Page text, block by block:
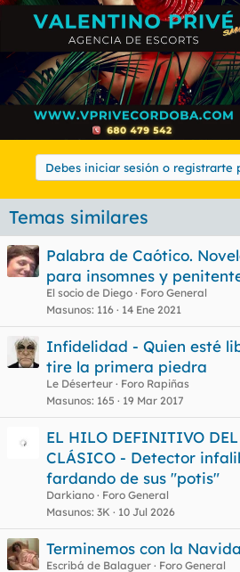
Debes iniciar sesión o registrarte
Temas similares
Palabra de Caótico.
para insomnes y
El socio de Diego
Foro General
Masunos 116 14 Ene 2021
Infidelidad - Quien esté
tire la primera piedra
Le Déserteur
Foro Rapiñas
Masunos 165 19 Mar 2017
EL HILO DEFINITIVO
CLÁSICO - Detector
fardando de sus "potis"
Darkiano
Foro General
Masunos 3K 10 Jul 2026
Terminemos con la
Escribá de Balaguer
Foro General